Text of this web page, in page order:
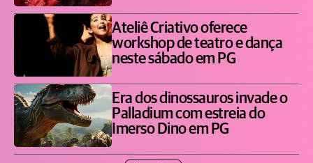
Ateliê Criativo oferece
workshop de teatro e dança
neste sábado em PG
Era dos dinossauros invade o
Palladium com estreia do
Imerso Dino em PG